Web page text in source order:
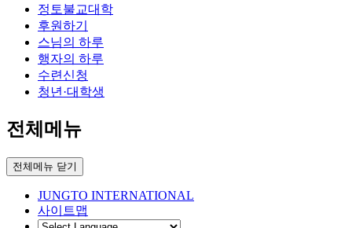
정토불교대학
후원하기
스님의 하루
행자의 하루
수련신청
청년·대학생
전체메뉴
전체메뉴 닫기
JUNGTO INTERNATIONAL
사이트맵